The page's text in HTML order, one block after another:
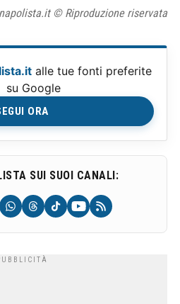
© Riproduzione riservata
alle tue fonti preferite
su Google
ORA
SUI SUOI CANALI: